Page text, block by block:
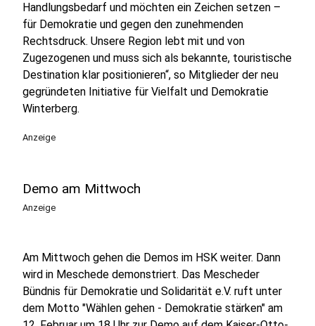
Handlungsbedarf und möchten ein Zeichen setzen –
für Demokratie und gegen den zunehmenden
Rechtsdruck. Unsere Region lebt mit und von
Zugezogenen und muss sich als bekannte, touristische
Destination klar positionieren“, so Mitglieder der neu
gegründeten Initiative für Vielfalt und Demokratie
Winterberg.
Anzeige
Demo am Mittwoch
Anzeige
Am Mittwoch gehen die Demos im HSK weiter. Dann
wird in Meschede demonstriert. Das Mescheder
Bündnis für Demokratie und Solidarität e.V. ruft unter
dem Motto "Wählen gehen - Demokratie stärken" am